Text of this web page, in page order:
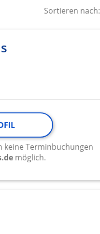
Sortieren nach:
keine Terminbuchungen
möglich.